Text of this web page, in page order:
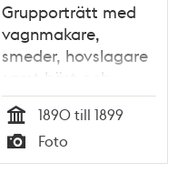
Grupporträtt med
vagnmakare,
smeder, hovslagare
samt häst och
hästskötare vid
Münchenbrüggeriet.
Tid
1890 till 1899
Typ
Foto